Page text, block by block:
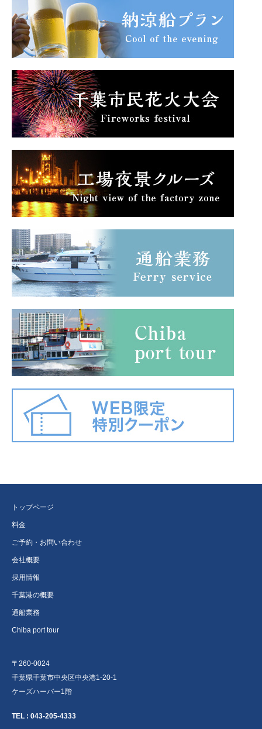
トップページ
料金
ご予約・お問い合わせ
会社概要
採用情報
千葉港の概要
通船業務
Chiba port tour
〒260-0024
千葉県千葉市中央区中央港1-20-1
ケーズハーバー1階
TEL : 043-205-4333